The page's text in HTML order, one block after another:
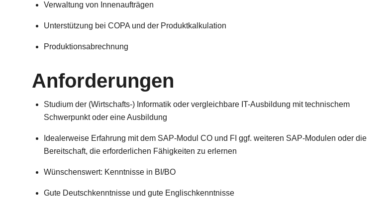
Verwaltung von Innenaufträgen
Unterstützung bei COPA und der Produktkalkulation
Produktionsabrechnung
Anforderungen
Studium der (Wirtschafts-) Informatik oder vergleichbare IT-Ausbildung mit technischem
Schwerpunkt oder eine Ausbildung
Idealerweise Erfahrung mit dem SAP-Modul CO und FI ggf. weiteren SAP-Modulen oder die
Bereitschaft, die erforderlichen Fähigkeiten zu erlernen
Wünschenswert: Kenntnisse in BI/BO
Gute Deutschkenntnisse und gute Englischkenntnisse